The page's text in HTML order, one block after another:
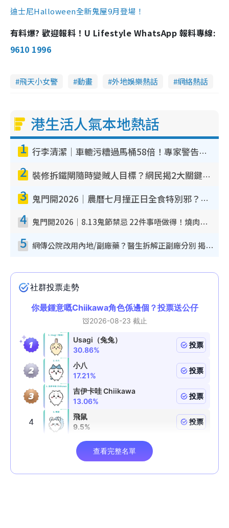
迪士尼Halloween全新鬼屋9月登場！
有料爆? 歡迎報料！U Lifestyle WhatsApp 報料專線:
9610 1996
飛天小女警 動畫 外地娛樂熱話 網絡熱話
港生活人氣本地熱話
1 行李清潔｜車轆污糟過馬桶58倍！專家警告忌用酒精抹 教1招免污手除菌
2 裝修拆鐵閘隨時變賊人目標？網民揭2大關鍵用途：裝新式等於白裝？附新舊鐵閘分別
3 鬼門開2026｜農曆七月撞正日全食特別邪？專家警告切忌做一事！揭4大禁忌+2招保平安
4 鬼門開2026｜8.13鬼節禁忌 22件事唔做得！燒肉、刺身要少食？半夜勿吹口哨/打呢個電話
5 網傳公院改用內地/副廠藥？醫生拆解正副廠分別 揭4類人換藥隨時出事